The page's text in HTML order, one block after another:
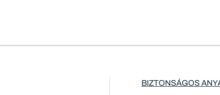
BIZTONSÁGOS